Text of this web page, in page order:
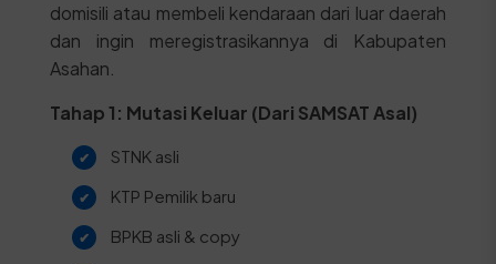
domisili atau membeli kendaraan dari luar daerah
dan ingin meregistrasikannya di Kabupaten
Asahan.
Tahap 1: Mutasi Keluar (Dari SAMSAT Asal)
STNK asli
KTP Pemilik baru
BPKB asli & copy